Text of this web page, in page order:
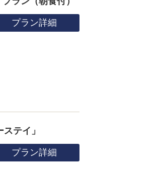
プラン詳細
テイ」
プラン詳細